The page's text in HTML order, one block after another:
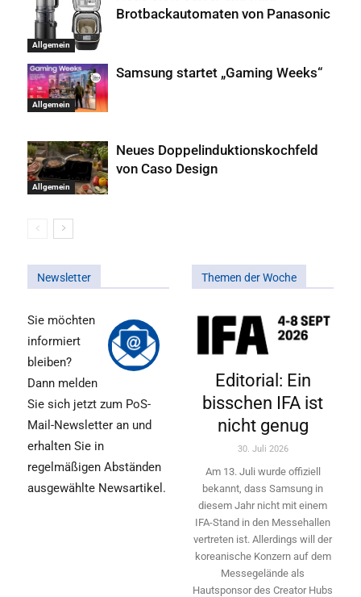
Allgemein
Brotbackautomaten von Panasonic
Allgemein
Samsung startet „Gaming Weeks“
Allgemein
Neues Doppelinduktionskochfeld
von Caso Design
Newsletter
Sie möchten
informiert
bleiben?
Dann melden
Sie sich jetzt zum PoS-
Mail-Newsletter an und
erhalten Sie in
regelmäßigen Abständen
ausgewählte Newsartikel.
Themen der Woche
Editorial: Ein
bisschen IFA ist
nicht genug
30. Juli 2026
Am 13. Juli wurde offiziell
bekannt, dass Samsung in
diesem Jahr nicht mit einem
IFA-Stand in den Messehallen
vertreten ist. Allerdings will ­der
koreanische Konzern auf dem
Messegelände als
Hautsponsor des Creator Hubs